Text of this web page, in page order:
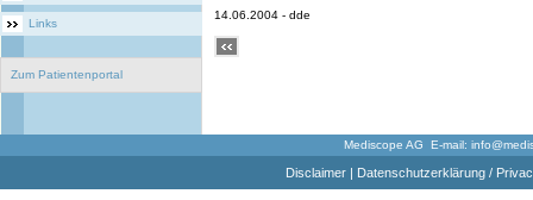
Links
Zum Patientenportal
14.06.2004 - dde
Mediscope AG E-mail:
Disclaimer| Datenschutzerklärung /